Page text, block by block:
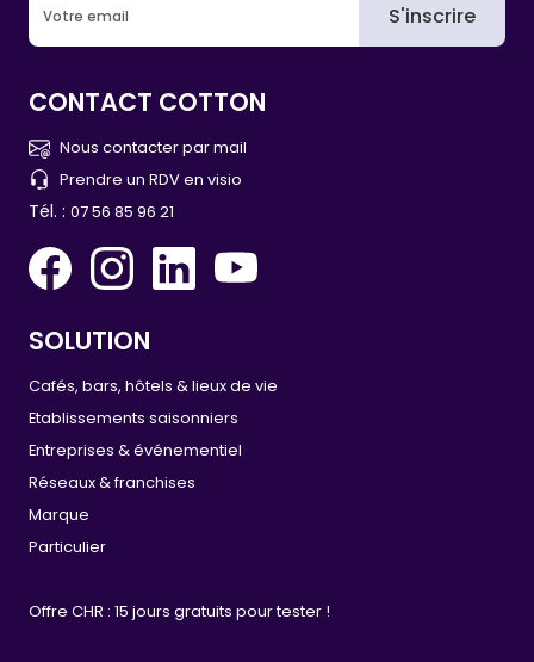
S'inscrire
CONTACT COTTON
Nous contacter par mail
Prendre un RDV en visio
Tél. : 07 56 85 96 21
SOLUTION
Cafés, bars, hôtels & lieux de vie
Etablissements saisonniers
Entreprises & événementiel
Réseaux & franchises
Marque
Particulier
Offre CHR : 15 jours gratuits pour tester !